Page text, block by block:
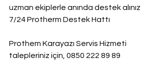
uzman ekiplerle anında destek alınız
7/24 Protherm Destek Hattı
Prothem Karayazı Servis Hizmeti
talepleriniz için, 0850 222 89 89